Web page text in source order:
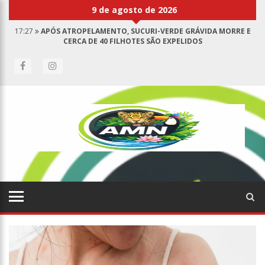
9 de agosto de 2026
17:27
APÓS ATROPELAMENTO, SUCURI-VERDE GRÁVIDA MORRE E
CERCA DE 40 FILHOTES SÃO EXPELIDOS
17:00
HARAS NILTON LINS JÁ REGISTRA 9 MORTES DE CAVALOS POR
SAIBA QUEM É MAZINHO DA ECOBARREIRA, CANDIDATO A
VEREADOR DE MANAUS (VÍDEO)
CONSUMIDORES DENUNCIAM FALTA DE PREÇOS EM PRODUTOS E
ATÉ MAU CHEIRO EM FREEZER DE SUPERMERCADO NA CIDADE NOVA
JUSTIÇA PROÍBE EX-PREFEITO DE CHEGAR PERTO DE PREFEITA DE
NHAMUNDÁ, NO AM
15:01 CARRO ENVOLVIDO EM ACIDENTE FATAL PERTENCIA A WANDERLEY
13:43 WILSON LIMA ENTREGA 68 NOVAS VIATURAS E MAIS DE 4 MIL
07:21
GRAVE EXPLOSÃO EM CLUBE DE TIRO DEIXA QUATRO VÍTIMAS
FATAIS EM MANAUS